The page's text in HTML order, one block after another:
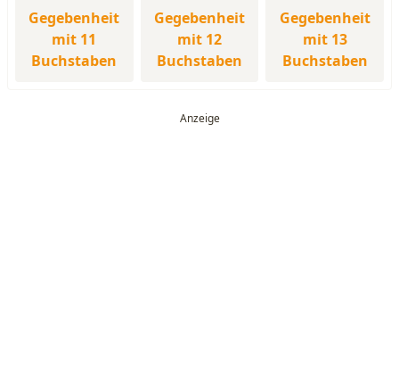
Gegebenheit
mit 11
Buchstaben
Gegebenheit
mit 12
Buchstaben
Gegebenheit
mit 13
Buchstaben